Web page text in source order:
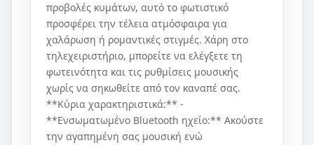
προβολές κυμάτων, αυτό το φωτιστικό
προσφέρει την τέλεια ατμόσφαιρα για
χαλάρωση ή ρομαντικές στιγμές. Χάρη στο
τηλεχειριστήριο, μπορείτε να ελέγξετε τη
φωτεινότητα και τις ρυθμίσεις μουσικής
χωρίς να σηκωθείτε από τον καναπέ σας.
**Κύρια χαρακτηριστικά:** -
**Ενσωματωμένο Bluetooth ηχείο:** Ακούστε
την αγαπημένη σας μουσική ενώ